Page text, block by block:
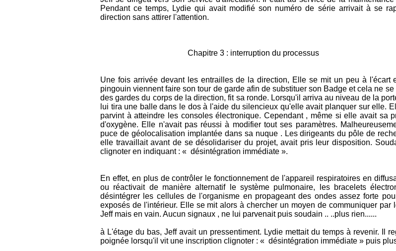
Pendant ce temps, Lydie qui avait modifié son numéro de série arrivait à se
direction sans attirer l'attention.
Chapitre 3 : interruption du processus
Une fois arrivée devant les entrailles de la direction, Elle se mit un peu à l'écart
pingouin viennent faire son tour de garde afin de substituer son Badge et cela ne se
des gardes du corps de la direction, fit sa ronde. Lorsqu'il arriva au niveau de la
lui tira une balle dans le dos à l'aide du silencieux qu'elle avait planquer sur elle.
parvint à atteindre les consoles électronique. Cependant , même si elle avait sa
d'oxygène. Elle n'avait pas réussi à modifier tout ses paramètres.
puce de géolocalisation implantée dans sa nuque . Les dirigeants du pôle de
elle travaillait avant de se désolidariser du projet, avait pris leur disposition.
clignoter en indiquant : « désintégration immédiate ».
En effet, en plus de contrôler le fonctionnement de l'appareil respiratoires en
ou réactivait de manière alternatif le système pulmonaire, les bracelets
désintégrer les cellules de l'organisme en propageant des ondes assez forte
exposés de l'intérieur. Elle se mit alors à chercher un moyen de communiquer par
Jeff mais en vain. Aucun signaux , ne lui parvenait puis soudain .. ..plus rien......
à L'étage du bas, Jeff avait un pressentiment. Lydie mettait du temps à revenir. Il
poignée lorsqu'il vit une inscription clignoter : « désintégration immédiate » puis